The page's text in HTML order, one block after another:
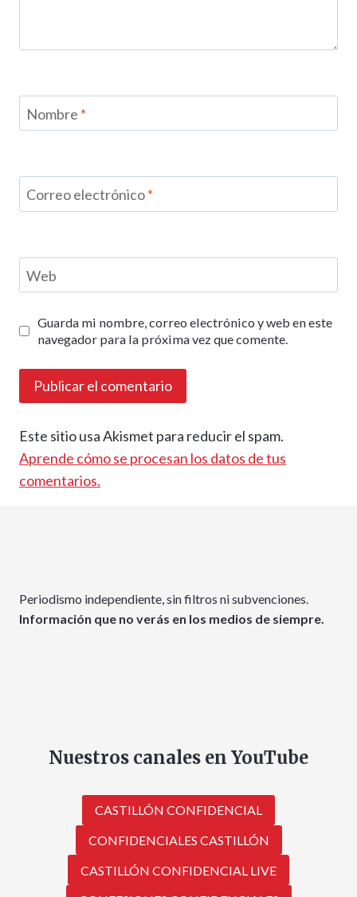
Nombre *
Correo electrónico*
Web
Guarda mi nombre, correo electrónico y web en este
navegador para la próxima vez que comente.
Este sitio usa Akismet para reducir el spam.
Aprende cómo se procesan los datos de tus
comentarios.
Periodismo independiente, sin filtros ni subvenciones.
Información que no verás en los medios de siempre.
Nuestros canales en YouTube
CASTILLÓN CONFIDENCIAL
CONFIDENCIALES CASTILLÓN
CASTILLÓN CONFIDENCIAL LIVE